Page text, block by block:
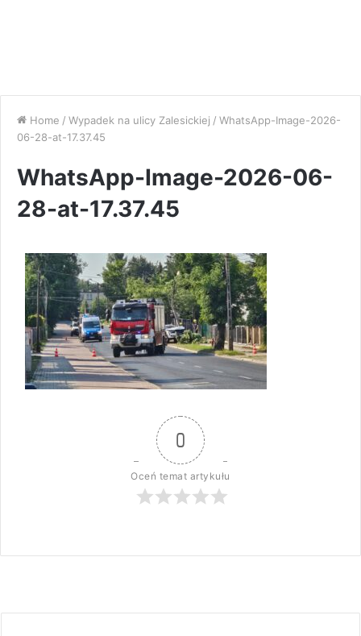
Home / Wypadek na ulicy Zalesickiej / WhatsApp-Image-2026-
06-28-at-17.37.45
WhatsApp-Image-2026-06-
28-at-17.37.45
0
Oceń temat artykułu